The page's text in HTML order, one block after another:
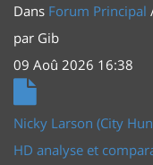
Dans Forum Principal
par Gib
09 Aoû 2026 16:38
Nicky Larson (City
HD analyse et